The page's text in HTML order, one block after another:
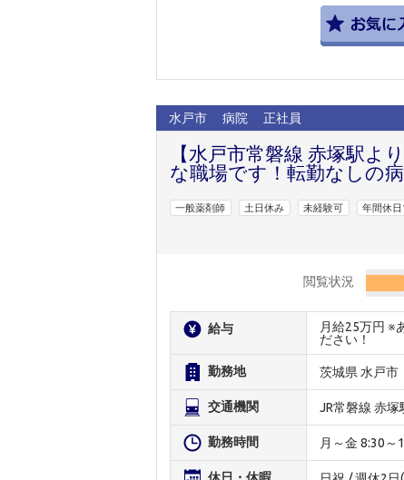
水戸市 病院 正社員
【水戸市常磐線 赤塚駅よ
な職場です！転勤なしの
一般薬剤師 土日休み 未経験可 年間休
閲覧状況
給与
月給25万円 ※
ださい！
勤務地 茨城県 水戸市
交通機関 JR常磐線 赤
勤務時間 月～金 8:30～